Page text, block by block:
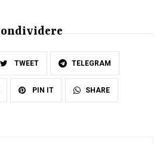
TWEET TELEGRAM
PIN IT SHARE